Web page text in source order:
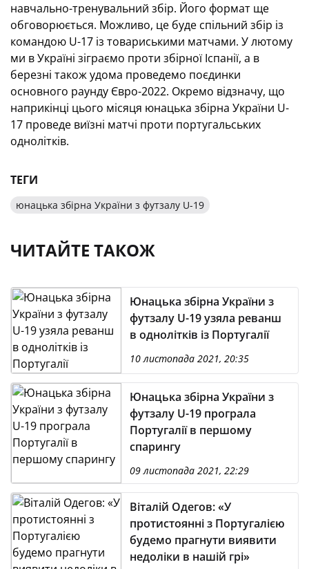
навчально-тренувальний збір. Його формат ще
обговорюється. Можливо, це буде спільний збір із
командою U-17 із товариськими матчами. У лютому
ми в Україні зіграємо проти збірної Іспанії, а в
березні також удома проведемо поєдинки
основного раунду Євро-2022. Окремо відзначу, що
наприкінці цього місяця юнацька збірна України U-
17 проведе виїзні матчі проти португальських
однолітків.
ТЕГИ
юнацька збірна України з футзалу U-19
ЧИТАЙТЕ ТАКОЖ
Юнацька збірна України з
футзалу U-19 узяла реванш
в однолітків із Португалії
10 листопада 2021, 20:35
Юнацька збірна України з
футзалу U-19 програла
Португалії в першому
спарингу
09 листопада 2021, 22:29
Віталій Одегов: «У
протистоянні з Португалією
будемо прагнути виявити
недоліки в нашій грі»